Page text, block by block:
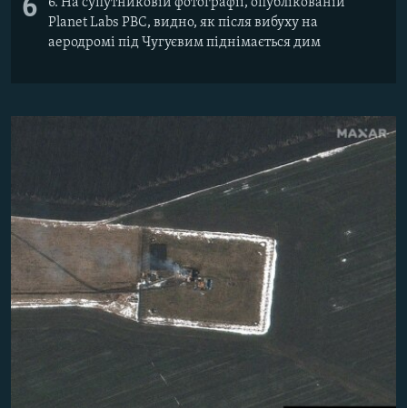
6
6. На супутниковій фотографії, опублікованій
Planet Labs PBC, видно, як після вибуху на
аеродромі під Чугуєвим піднімається дим